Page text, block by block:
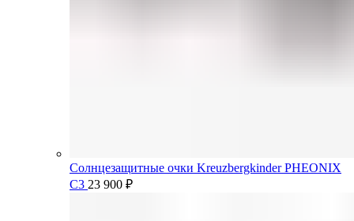
Солнцезащитные очки Kreuzbergkinder PHEONIX
C3 23 900 ₽